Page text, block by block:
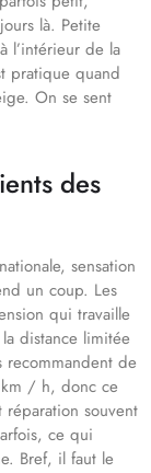
là. Petite
l’intérieur de la
pratique quand
On se sent
des
sensation
un coup. Les
qui travaille
distance limitée
recommandent de
/ h, donc ce
souvent
ce qui
Bref, il faut le